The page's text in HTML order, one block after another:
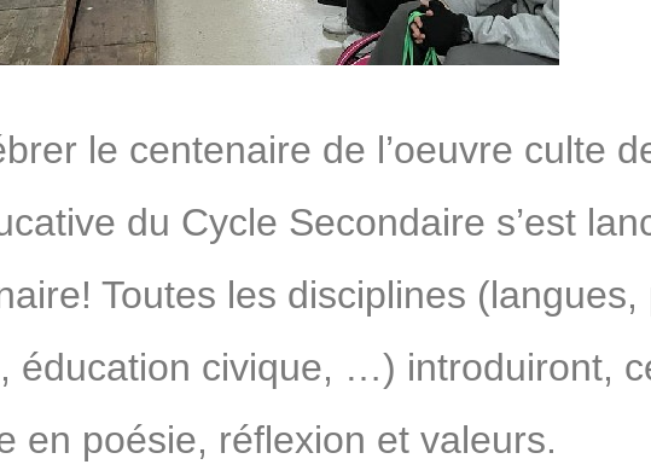
le centenaire de l’oeuvre culte
du Cycle Secondaire s’est
Toutes les disciplines
éducation civique, …) introduiront,
en poésie, réflexion et valeurs.